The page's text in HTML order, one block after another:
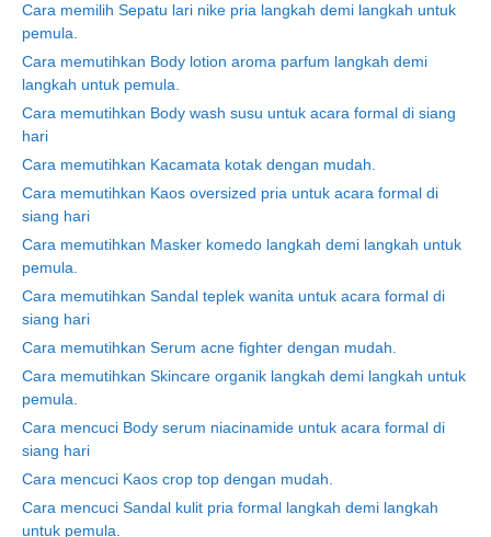
Cara memilih Sepatu lari nike pria langkah demi langkah untuk
pemula.
Cara memutihkan Body lotion aroma parfum langkah demi
langkah untuk pemula.
Cara memutihkan Body wash susu untuk acara formal di siang
hari
Cara memutihkan Kacamata kotak dengan mudah.
Cara memutihkan Kaos oversized pria untuk acara formal di
siang hari
Cara memutihkan Masker komedo langkah demi langkah untuk
pemula.
Cara memutihkan Sandal teplek wanita untuk acara formal di
siang hari
Cara memutihkan Serum acne fighter dengan mudah.
Cara memutihkan Skincare organik langkah demi langkah untuk
pemula.
Cara mencuci Body serum niacinamide untuk acara formal di
siang hari
Cara mencuci Kaos crop top dengan mudah.
Cara mencuci Sandal kulit pria formal langkah demi langkah
untuk pemula.